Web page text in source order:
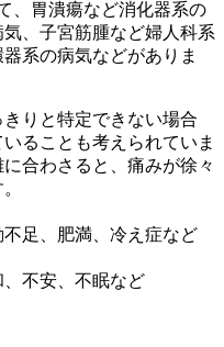
、胃潰瘍など消化器系の
、子宮筋腫など婦人科系
系の病気などがありま
りと特定できない場合
ることも考えられていま
合わさると、痛みが徐々
足、肥満、冷え症など
不安、不眠など